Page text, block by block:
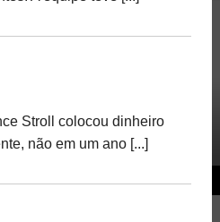
Stroll colocou dinheiro
não em um ano [...]